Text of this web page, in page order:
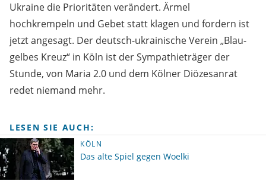
Ukraine die Prioritäten verändert. Ärmel
hochkrempeln und Gebet statt klagen und fordern ist
jetzt angesagt. Der deutsch-ukrainische Verein „Blau-
gelbes Kreuz“ in Köln ist der Sympathieträger der
Stunde, von Maria 2.0 und dem Kölner Diözesanrat
redet niemand mehr.
LESEN SIE AUCH:
KÖLN
Das alte Spiel gegen Woelki